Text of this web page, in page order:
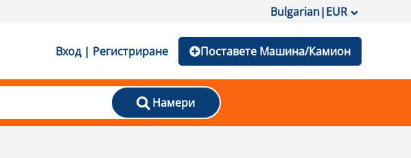
Bulgarian|EUR
Вход | Регистриране Поставете Машина/Камион
Намери